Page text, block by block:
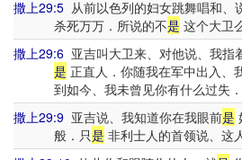
撒上29:5 从前以色列的妇女跳舞唱和、
杀死万万．所说的不是 这个大卫
撒上29:6 亚吉叫大卫来、对他说、我指
是 正直人．你随我在军中出入、
到如今、我未曾见你有什么过失
撒上29:9 亚吉说、我知道你在我眼前是
般．只是 非利士人的首领说、这